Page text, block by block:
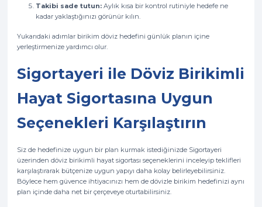
Takibi sade tutun: Aylık kısa bir kontrol rutiniyle hedefe ne
kadar yaklaştığınızı görünür kılın.
Yukarıdaki adımlar birikim döviz hedefini günlük planın içine
yerleştirmenize yardımcı olur.
Sigortayeri ile Döviz Birikimli
Hayat Sigortasına Uygun
Seçenekleri Karşılaştırın
Siz de hedefinize uygun bir plan kurmak istediğinizde Sigortayeri
üzerinden döviz birikimli hayat sigortası seçeneklerini inceleyip teklifleri
karşılaştırarak bütçenize uygun yapıyı daha kolay belirleyebilirsiniz.
Böylece hem güvence ihtiyacınızı hem de dövizle birikim hedefinizi aynı
plan içinde daha net bir çerçeveye oturtabilirsiniz.